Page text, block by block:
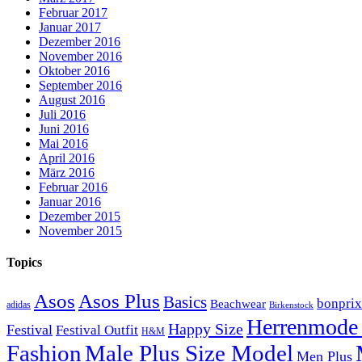
Februar 2017
Januar 2017
Dezember 2016
November 2016
Oktober 2016
September 2016
August 2016
Juli 2016
Juni 2016
Mai 2016
April 2016
März 2016
Februar 2016
Januar 2016
Dezember 2015
November 2015
Topics
adidas Asos Asos Plus Basics Beachwear Birkenstock bonprix
Festival Festival Outfit H&M Happy Size
FashionMale Plus Size Model Men Plus